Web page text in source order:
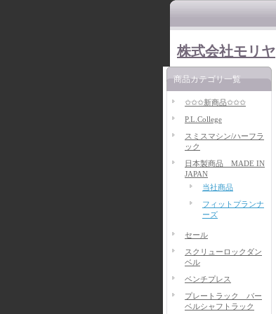
株式会社モリヤ
商品カテゴリ一覧
✩✩✩新商品✩✩✩
P.L.College
スミスマシン/ハーフラ
ック
日本製商品 MADE IN
JAPAN
当社商品
フィットプランナ
ーズ
セール
スクリューロックダン
ベル
ベンチプレス
プレートラック バー
ベルシャフトラック